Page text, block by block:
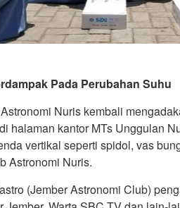
Pada Perubahan Suhu
Nuris kembali
halaman kantor MTs Unggulan
vertikal seperti spidol, vas
Astronomi Nuris.
(Jember Astronomi Club)